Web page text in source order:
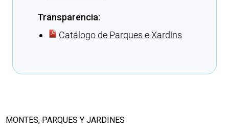
Transparencia:
Catálogo de Parques e Xardíns
MONTES, PARQUES Y JARDINES